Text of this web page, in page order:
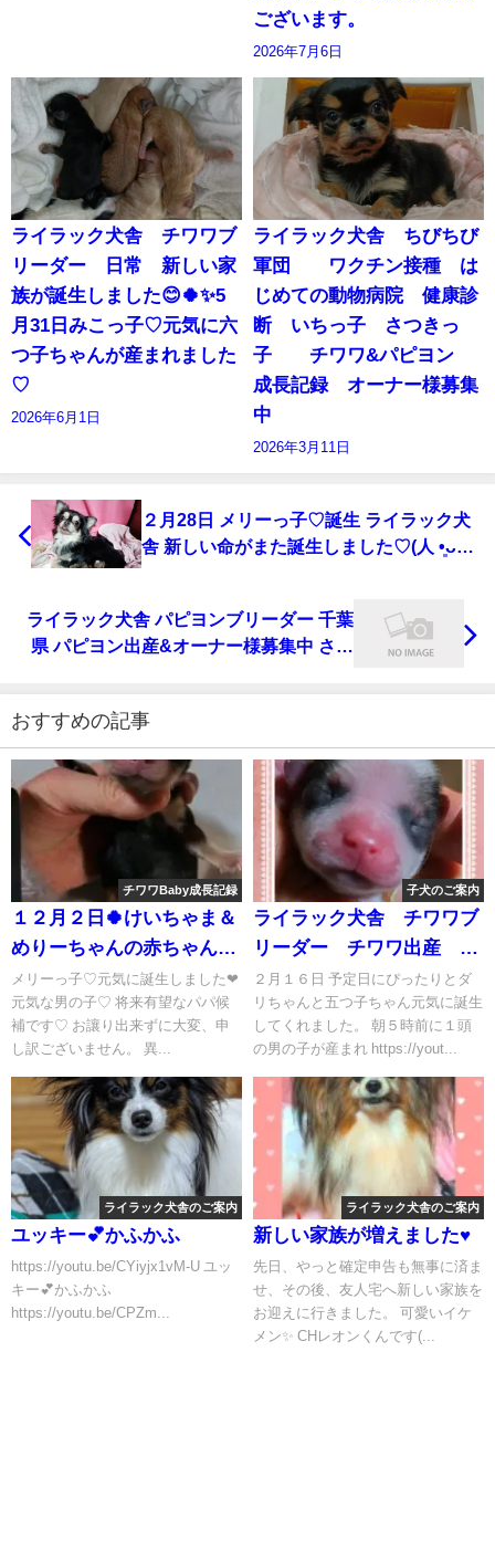
ございます。
2026年7月6日
ライラック犬舎 チワワブ
リーダー 日常 新しい家
族が誕生しました😊🍀✨5
月31日みこっ子♡元気に六
つ子ちゃんが産まれました
♡
2026年6月1日
ライラック犬舎 ちびちび
軍団 ワクチン接種 は
じめての動物病院 健康診
断 いちっ子 さつきっ
子 チワワ&パピヨン
成長記録 オーナー様募集
中
2026年3月11日
２月28日 メリーっ子♡誕生 ライラック犬
舎 新しい命がまた誕生しました♡(⁠人⁠ ⁠•͈⁠ᴗ⁠•͈⁠)
&オーナー様募集中
ライラック犬舎 パピヨンブリーダー 千葉
県 パピヨン出産&オーナー様募集中 さん
おすすめの記事
チワワBaby成長記録
１２月２日🍀けいちゃま＆
めりーちゃんの赤ちゃんが
誕生しました❤(⁠*⁠˘⁠︶⁠˘⁠*⁠)⁠.⁠｡⁠*⁠♡
ライラック犬舎 チワワ
ブリーダー チワワ出
メリーっ子♡元気に誕生しました❤
元気な男の子♡ 将来有望なパパ候
補です♡ お讓り出来ずに大変、申
し訳ございません。 異...
子犬のご案内
ライラック犬舎 チワワブ
リーダー チワワ出産 千
葉県 土屋弘美ブリーダー
だりっ子♡みーんな！！！
元気に誕生しました
れ 五つ子ちゃん 男の
子3頭＆女の子２頭 優し
いご家族皆様との御縁をお
待ちしております。
２月１６日 予定日にぴったりとダ
リちゃんと五つ子ちゃん元気に誕生
してくれました。 朝５時前に１頭
の男の子が産まれ https://yout...
ライラック犬舎のご案内
ユッキー💕かふかふ
https://youtu.be/CYiyjx1vM-U ユッ
キー💕かふかふ
https://youtu.be/CPZm...
ライラック犬舎のご案内
新しい家族が増えました♥
先日、やっと確定申告も無事に済ま
せ、その後、友人宅へ新しい家族を
お迎えに行きました。 可愛いイケ
メン✨ CHレオンくんです(...